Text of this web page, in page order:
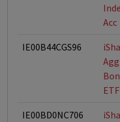
Acc
IE00B44CGS96
IE00BD0NC706